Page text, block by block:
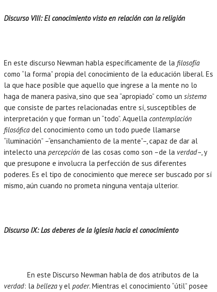
Discurso VIII: El conocimiento visto en relación con la religión
En este discurso Newman habla específicamente de la filosofía
como “la forma” propia del conocimiento de la educación liberal. Es
la que hace posible que aquello que ingrese a la mente no lo
haga de manera pasiva, sino que sea “apropiado” como un sistema
que consiste de partes relacionadas entre sí, susceptibles de
interpretación y que forman un “todo”. Aquella contemplación
filosófica del conocimiento como un todo puede llamarse
“iluminación” –“ensanchamiento de la mente”–, capaz de dar al
intelecto una percepción de las cosas como son –de la verdad–, y
que presupone e involucra la perfección de sus diferentes
poderes. Es el tipo de conocimiento que merece ser buscado por sí
mismo, aún cuando no prometa ninguna ventaja ulterior.
Discurso IX: Los deberes de la Iglesia hacia el conocimiento
En este Discurso Newman habla de dos atributos de la
verdad: la belleza y el poder. Mientras el conocimiento “útil” posee